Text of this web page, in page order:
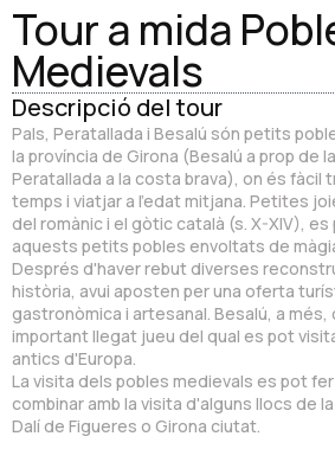
Tour a mida
Medievals
Descripció del tour
Pals, Peratallada i Besalú són petits
la província de Girona (Besalú a prop de
Peratallada a la costa brava), on és fàcil
temps i viatjar a l'edat mitjana. Petites
del romànic i el gòtic català (s. X-XIV),
aquests petits pobles envoltats de
Després d'haver rebut diverses
història, avui aposten per una oferta
gastronòmica i artesanal. Besalú, a més,
important llegat jueu del qual es pot
antics d'Europa.
La visita dels pobles medievals es pot
combinar amb la visita d'alguns llocs de
Dalí de Figueres o Girona ciutat.